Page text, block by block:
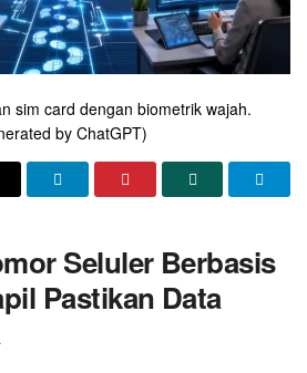
sim card dengan biometrik wajah.
by ChatGPT)
Seluler Berbasis
Pastikan Data